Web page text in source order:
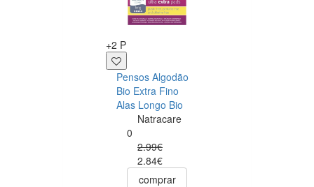
+2 P
Pensos Algodão
Bio Extra Fino
Alas Longo Bio
Natracare
0
2.99€
2.84€
comprar